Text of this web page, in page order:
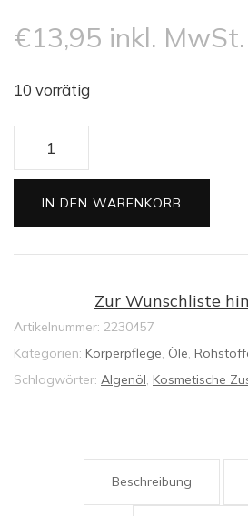
€13,95 inkl. MwSt.
10 vorrätig
Algenöl
–
die
Haut
50
IN DEN WARENKORB
Zur Wunschliste
Artikelnummer: 2230457
Kategorien: Körperpflege, Öle,
Schlagwörter: Algenöl, Kosmetische
Beschreibung